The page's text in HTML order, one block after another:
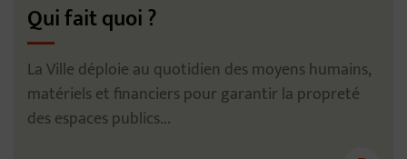
Qui fait quoi ?
La Ville déploie au quotidien des moyens humains,
matériels et financiers pour garantir la propreté
des espaces publics...